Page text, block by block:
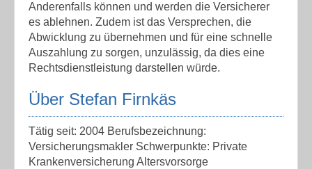
Anderenfalls können und werden die Versicherer
es ablehnen. Zudem ist das Versprechen, die
Abwicklung zu übernehmen und für eine schnelle
Auszahlung zu sorgen, unzulässig, da dies eine
Rechtsdienstleistung darstellen würde.
Über Stefan Firnkäs
Tätig seit: 2004 Berufsbezeichnung:
Versicherungsmakler Schwerpunkte: Private
Krankenversicherung Altersvorsorge